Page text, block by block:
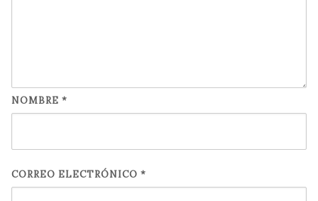
NOMBRE *
CORREO ELECTRÓNICO *